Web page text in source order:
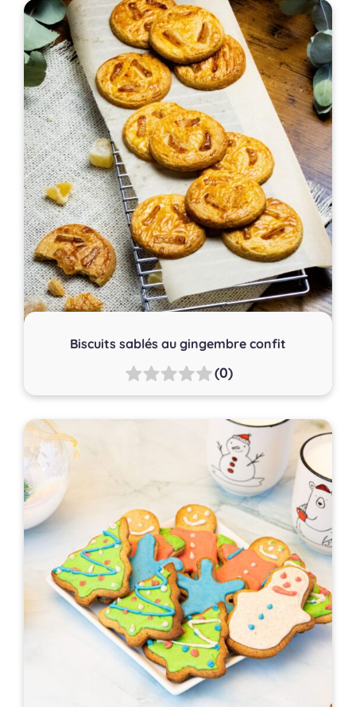
Biscuits sablés au gingembre confit
(0)